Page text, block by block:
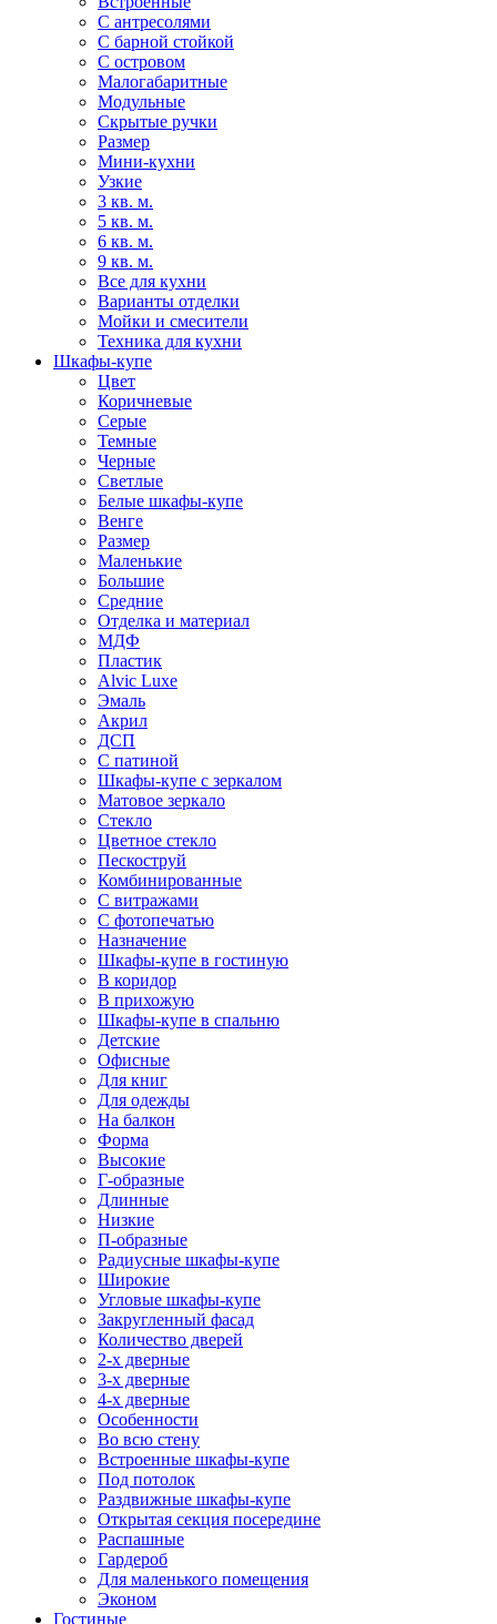
С антресолями
С барной стойкой
С островом
Малогабаритные
Модульные
Скрытые ручки
Размер
Мини-кухни
Узкие
3 кв. м.
5 кв. м.
6 кв. м.
9 кв. м.
Все для кухни
Варианты отделки
Мойки и смесители
Техника для кухни
Шкафы-купе
Цвет
Коричневые
Серые
Темные
Черные
Светлые
Белые шкафы-купе
Венге
Размер
Маленькие
Большие
Средние
Отделка и материал
МДФ
Пластик
Alvic Luxe
Эмаль
Акрил
ДСП
С патиной
Шкафы-купе с зеркалом
Матовое зеркало
Стекло
Цветное стекло
Пескоструй
Комбинированные
С витражами
С фотопечатью
Назначение
Шкафы-купе в гостиную
В коридор
В прихожую
Шкафы-купе в спальню
Детские
Офисные
Для книг
Для одежды
На балкон
Форма
Высокие
Г-образные
Длинные
Низкие
П-образные
Радиусные шкафы-купе
Широкие
Угловые шкафы-купе
Закругленный фасад
Количество дверей
2-х дверные
3-х дверные
4-х дверные
Особенности
Во всю стену
Встроенные шкафы-купе
Под потолок
Раздвижные шкафы-купе
Открытая секция посередине
Распашные
Гардероб
Для маленького помещения
Эконом
Гостиные